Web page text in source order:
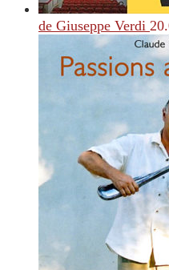
de Giuseppe Verdi